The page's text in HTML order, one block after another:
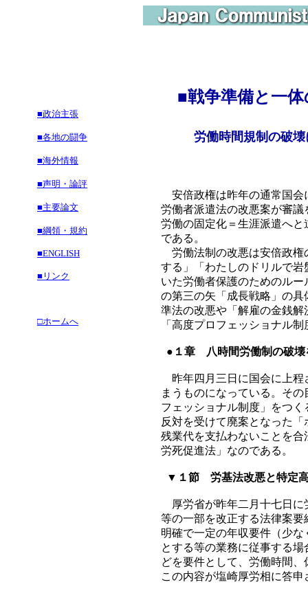
■政治主張
■各地の闘争
■海外情報
■声明・論評
■主要論文
■綱領・規約
■ENGLISH
■リンク
□ホームへ
■戦争準備と一
労働時間規制の破
安倍政権は昨年の通常国会
労働者派遣法の改悪案が審
労働の固定化＝生涯派遣へ
である。
労働法制の改悪は安倍政権
する」「わたしのドリルで
いた労働者保護のためのル
の第三の矢「成長戦略」の
準法の改悪や「解雇の金銭
「高度プロフェッショナル
●１章 八時間労働制の破壊
昨年四月三日に国会に上程
まうものになっている。そ
フェッショナル制度」をつ
反対を受けて廃案となった
残業代を支払わないことを
労死促進法」なのである。
▼１節 労基法改悪と特定
厚労省が昨年二月十七日に
等の一部を改正する法律案
明確で一定の年収要件（少
とする等の業務に従事する
どを要件として、労働時間
この内容が塩崎厚労相に答